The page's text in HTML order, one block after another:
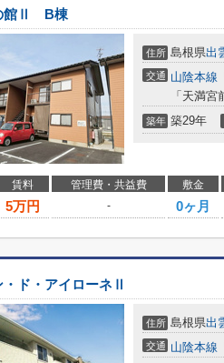
館Ⅱ B棟
住所 島根県出
交通 山陰本線
「天満
築年 築29年
賃料 管理費・共益費 敷金
5万円 - 0ヶ月
・ド・アイローネⅡ
住所 島根県出
交通 山陰本線